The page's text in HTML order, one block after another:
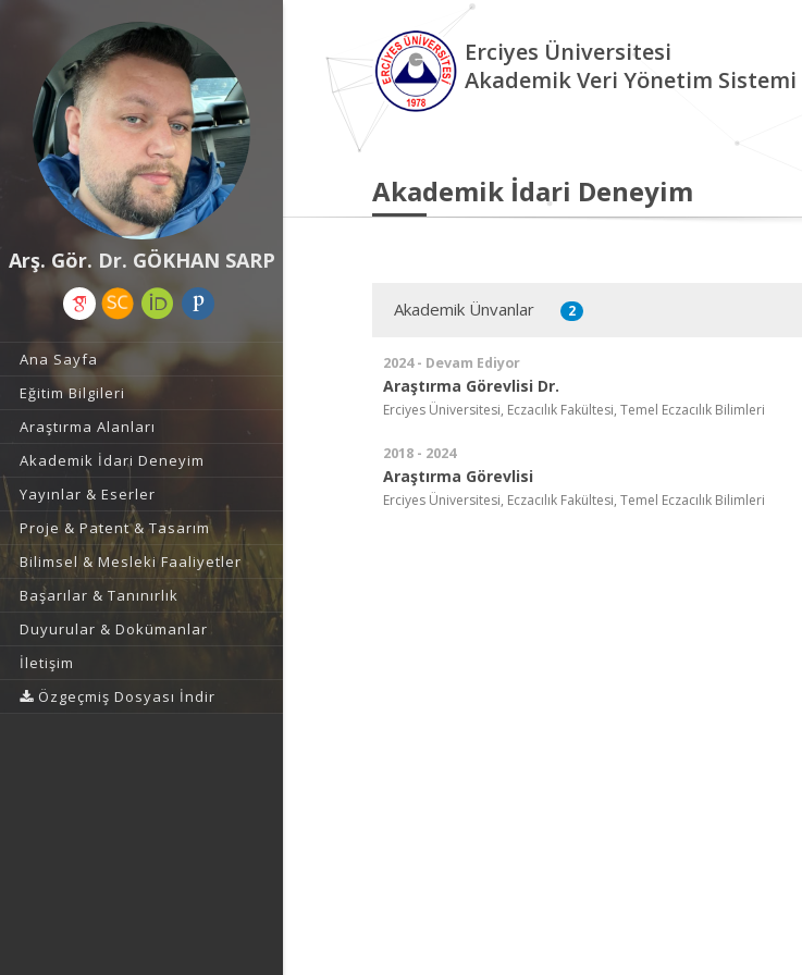
Arş. Gör. Dr. GÖKHAN SARP
Ana Sayfa
Eğitim Bilgileri
Araştırma Alanları
Akademik İdari Deneyim
Yayınlar & Eserler
Proje & Patent & Tasarım
Bilimsel & Mesleki Faaliyetler
Başarılar & Tanınırlık
Duyurular & Dokümanlar
İletişim
Özgeçmiş Dosyası İndir
Erciyes Üniversitesi
Akademik Veri Yönetim Sistemi
Akademik İdari Deneyim
Akademik Ünvanlar 2
2024 - Devam Ediyor
Araştırma Görevlisi Dr.
Erciyes Üniversitesi, Eczacılık Fakültesi, Temel Eczacılık Bilimleri
2018 - 2024
Araştırma Görevlisi
Erciyes Üniversitesi, Eczacılık Fakültesi, Temel Eczacılık Bilimleri